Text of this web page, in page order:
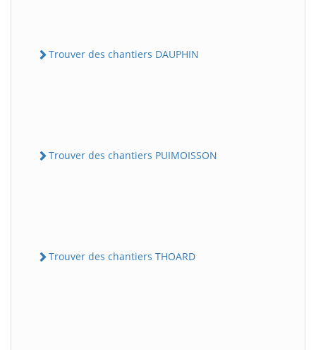
Trouver des chantiers DAUPHIN
Trouver des chantiers PUIMOISSON
Trouver des chantiers THOARD